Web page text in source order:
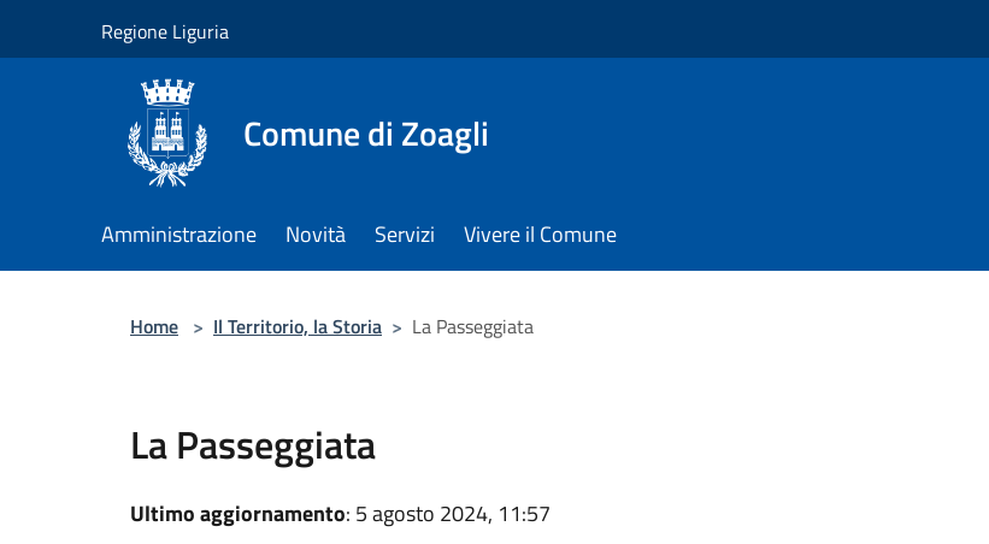
Regione Liguria
Comune di Zoagli
Amministrazione Novità Servizi Vivere il Comune
Home > Il Territorio, la Storia > La Passeggiata
La Passeggiata
Ultimo aggiornamento: 5 agosto 2024, 11:57